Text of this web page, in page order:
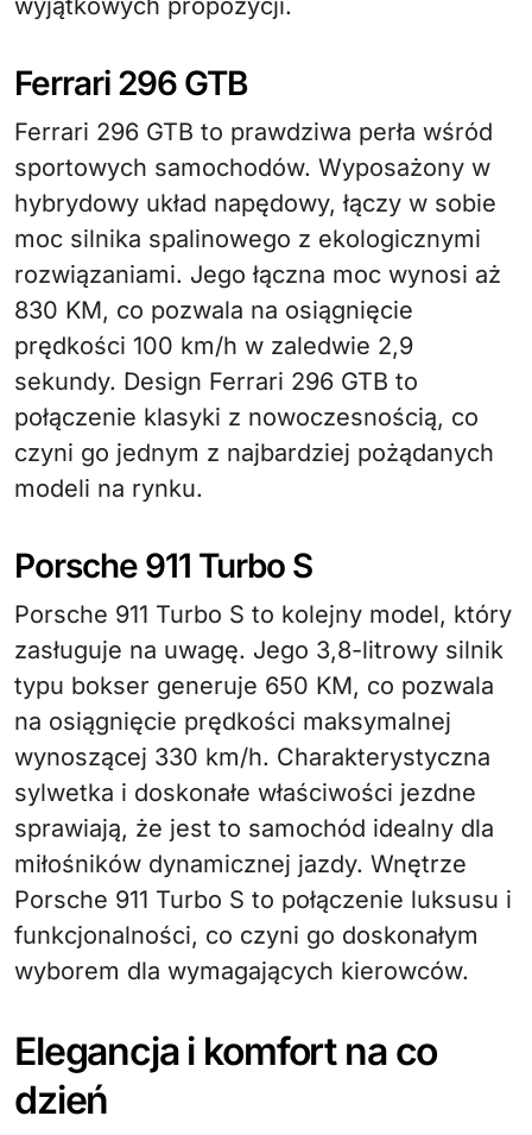
wyjątkowych propozycji.
Ferrari 296 GTB
Ferrari 296 GTB to prawdziwa perła wśród
sportowych samochodów. Wyposażony w
hybrydowy układ napędowy, łączy w sobie
moc silnika spalinowego z ekologicznymi
rozwiązaniami. Jego łączna moc wynosi aż
830 KM, co pozwala na osiągnięcie
prędkości 100 km/h w zaledwie 2,9
sekundy. Design Ferrari 296 GTB to
połączenie klasyki z nowoczesnością, co
czyni go jednym z najbardziej pożądanych
modeli na rynku.
Porsche 911 Turbo S
Porsche 911 Turbo S to kolejny model, który
zasługuje na uwagę. Jego 3,8-litrowy silnik
typu bokser generuje 650 KM, co pozwala
na osiągnięcie prędkości maksymalnej
wynoszącej 330 km/h. Charakterystyczna
sylwetka i doskonałe właściwości jezdne
sprawiają, że jest to samochód idealny dla
miłośników dynamicznej jazdy. Wnętrze
Porsche 911 Turbo S to połączenie luksusu i
funkcjonalności, co czyni go doskonałym
wyborem dla wymagających kierowców.
Elegancja i komfort na co
dzień